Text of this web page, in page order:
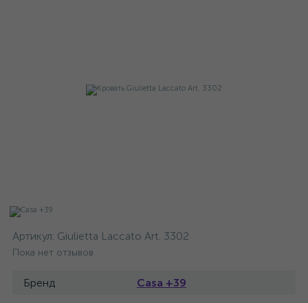
Артикул: Giulietta Laccato Art. 3302
Пока нет отзывов
Бренд Casa +39